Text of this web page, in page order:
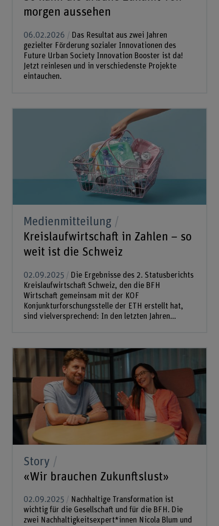
morgen aussehen
06.02.2026
Das Resultat aus zwei Jahren
gezielter Förderung sozialer Innovationen des
Future Urban Society Innovation Booster ist da!
Jetzt reinlesen und in verschiedenste Projekte
eintauchen.
Medienmitteilung
Kreislaufwirtschaft in Zahlen – so
weit ist die Schweiz
02.09.2025
Die Ergebnisse des 2. Statusberichts
Kreislaufwirtschaft Schweiz, den die BFH
Wirtschaft gemeinsam mit der KOF
Konjunkturforschungsstelle der ETH erstellt hat,
sind vielversprechend: In den letzten Jahren...
Story
«Wir brauchen Zukunftslust»
02.09.2025
Nachhaltige Transformation ist
wichtig für die Gesellschaft und für die BFH. Die
zwei Nachhaltigkeitsexpert*innen Nicola Blum und